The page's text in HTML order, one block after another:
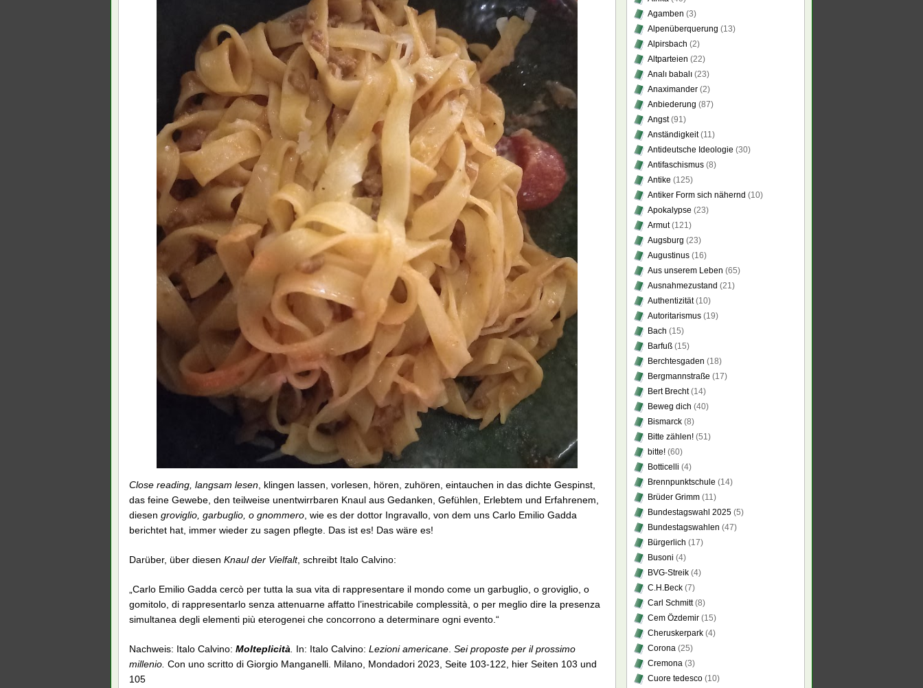
Close reading, langsam lesen, klingen lassen, vorlesen, hören, zuhören, eintauchen in das dichte Gespinst,
das feine Gewebe, den teilweise unentwirrbaren Knaul aus Gedanken, Gefühlen, Erlebtem und Erfahrenem,
diesen groviglio, garbuglio, o gnommero, wie es der dottor Ingravallo, von dem uns Carlo Emilio Gadda
berichtet hat, immer wieder zu sagen pflegte. Das ist es! Das wäre es!
Darüber, über diesen Knaul der Vielfalt, schreibt Italo Calvino:
„Carlo Emilio Gadda cercò per tutta la sua vita di rappresentare il mondo come un garbuglio, o groviglio, o
gomitolo, di rappresentarlo senza attenuarne affatto l’inestricabile complessità, o per meglio dire la presenza
simultanea degli elementi più eterogenei che concorrono a determinare ogni evento.“
Nachweis: Italo Calvino: Molteplicità In: Italo Calvino: Lezioni americane Sei proposte per il prossimo
millenio. Con uno scritto di Giorgio Manganelli. Milano, Mondadori 2023, Seite 103-122, hier Seiten 103 und
105
Agamben (3)
Alpenüberquerung (13)
Alpirsbach (2)
Altparteien (22)
Analı babalı (23)
Anaximander (2)
Anbiederung (87)
Angst(91)
Anständigkeit(11)
Antideutsche Ideologie (30)
Antifaschismus (8)
Antike (125)
Antiker Form sich nähernd (10)
Apokalypse (23)
Armut(121)
Augsburg (23)
Augustinus (16)
Aus unserem Leben (65)
Ausnahmezustand (21)
Authentizität(10)
Autoritarismus (19)
Bach (15)
Barfuß (15)
Berchtesgaden (18)
Bergmannstraße (17)
Bert Brecht(14)
Beweg dich (40)
Bismarck (8)
Bitte zählen! (51)
bitte! (60)
Botticelli (4)
Brennpunktschule (14)
Brüder Grimm (11)
Bundestagswahl 2025 (5)
Bundestagswahlen (47)
Bürgerlich (17)
Busoni (4)
BVG-Streik (4)
C.H.Beck (7)
Carl Schmitt(8)
Cem Özdemir (15)
Cheruskerpark (4)
Corona (25)
Cremona (3)
Cuore tedesco (10)